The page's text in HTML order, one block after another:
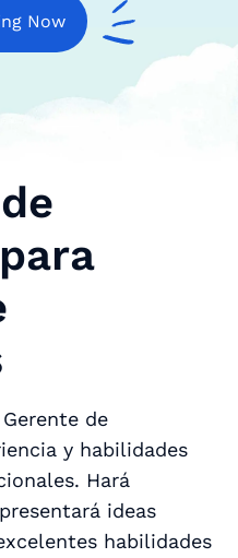
Now
de
y habilidades
Hará
ideas
habilidades